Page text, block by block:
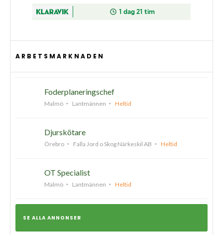
ARBETSMARKNADEN
Foderplaneringschef
Malmö Lantmännen Heltid
Djurskötare
Örebro Falla Jord o Skog Närkeskil AB Heltid
OT Specialist
Malmö Lantmännen Heltid
SE ALLA ANNONSER